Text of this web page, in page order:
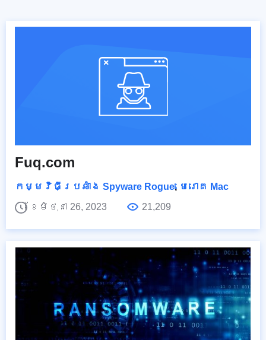
Fuq.com
កម្មវិធីប្រឆាំង Spyware Rogue, មេរោគ Mac
ខែមិថុនា 26, 2023
21,209